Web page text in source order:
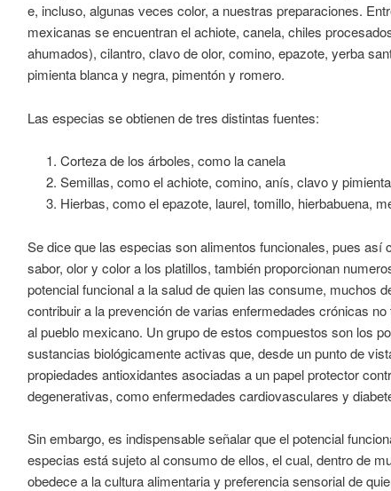
e, incluso, algunas veces color, a nuestras preparaciones.
mexicanas se encuentran el achiote, canela, chiles
ahumados), cilantro, clavo de olor, comino, epazote, yerba
pimienta blanca y negra, pimentón y romero.
Las especias se obtienen de tres distintas fuentes:
Corteza de los árboles, como la canela
Semillas, como el achiote, comino, anís, clavo y pimienta
Hierbas, como el epazote, laurel, tomillo, hierbabuena,
Se dice que las especias son alimentos funcionales, pues así
sabor, olor y color a los platillos, también proporcionan
potencial funcional a la salud de quien las consume, muchos
contribuir a la prevención de varias enfermedades crónicas
al pueblo mexicano. Un grupo de estos compuestos son los
sustancias biológicamente activas que, desde un punto de
propiedades antioxidantes asociadas a un papel protector
degenerativas, como enfermedades cardiovasculares y
Sin embargo, es indispensable señalar que el potencial
especias está sujeto al consumo de ellos, el cual, dentro de
obedece a la cultura alimentaria y preferencia sensorial de